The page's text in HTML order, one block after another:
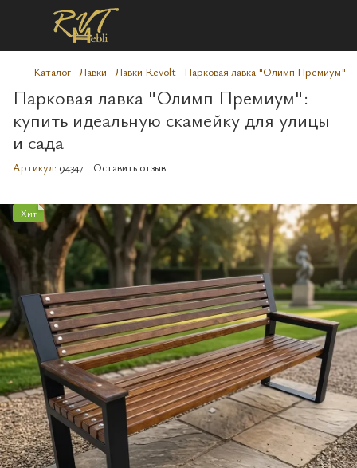
Каталог Лавки Лавки Revolt Парковая лавка "Олимп Премиум"
Парковая лавка "Олимп Премиум":
купить идеальную скамейку для улицы
и сада
Артикул: 94347 Оставить отзыв
Хит